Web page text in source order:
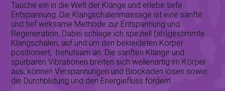
Tauche ein in die Welt der Klänge und erlebe tiefe
Entspannung. Die Klangschalenmassage ist eine sanfte
und tief wirksame Methode zur Entspannung und
Regeneration. Dabei schlage ich speziell (ab)gestimmte
Klangschalen, auf und um den bekleideten Körper
positioniert, behutsam an. Die sanften Klänge und
spürbaren Vibrationen breiten sich wellenartig im Körper
aus, können Verspannungen und Blockaden lösen sowie
die Durchblutung und den Energiefluss fördern.